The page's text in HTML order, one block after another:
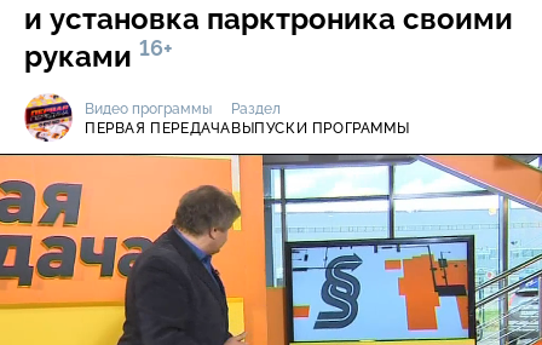
и установка парктроника своими
руками 16+
Видео программы
ПЕРВАЯ ПЕРЕДАЧА
Раздел
ВЫПУСКИ ПРОГРАММЫ